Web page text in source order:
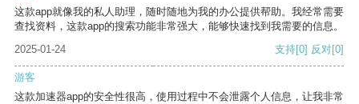
这款app就像我的私人助理，随时随地为我的办公提供帮助。我经常需要
查找资料，这款app的搜索功能非常强大，能够快速找到我需要的信息。
2025-01-24
支持[0] 反对[0]
游客
这款加速器app的安全性很高，使用过程中不会泄露个人信息，让我非常